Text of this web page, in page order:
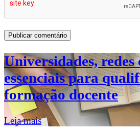
Universidades, redes
essenciais para
formação docente
Leia mais